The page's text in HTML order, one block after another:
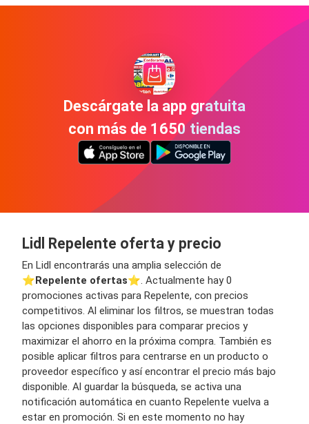
Descárgate la app gratuita
con más de 1650 tiendas
Lidl Repelente oferta y precio
En Lidl encontrarás una amplia selección de
⭐️Repelente ofertas⭐️. Actualmente hay 0
promociones activas para Repelente, con precios
competitivos. Al eliminar los filtros, se muestran todas
las opciones disponibles para comparar precios y
maximizar el ahorro en la próxima compra. También es
posible aplicar filtros para centrarse en un producto o
proveedor específico y así encontrar el precio más bajo
disponible. Al guardar la búsqueda, se activa una
notificación automática en cuanto Repelente vuelva a
estar en promoción. Si en este momento no hay